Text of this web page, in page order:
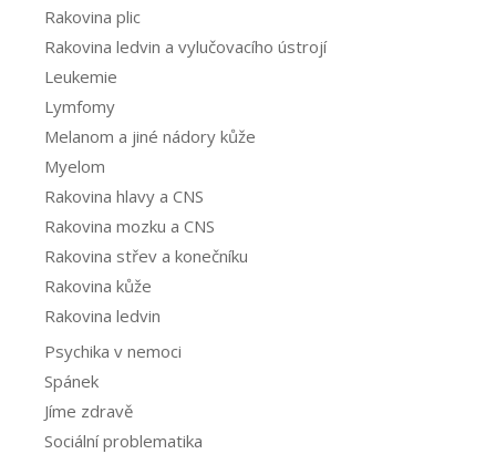
Rakovina plic
Rakovina ledvin a vylučovacího ústrojí
Leukemie
Lymfomy
Melanom a jiné nádory kůže
Myelom
Rakovina hlavy a CNS
Rakovina mozku a CNS
Rakovina střev a konečníku
Rakovina kůže
Rakovina ledvin
Psychika v nemoci
Spánek
Jíme zdravě
Sociální problematika